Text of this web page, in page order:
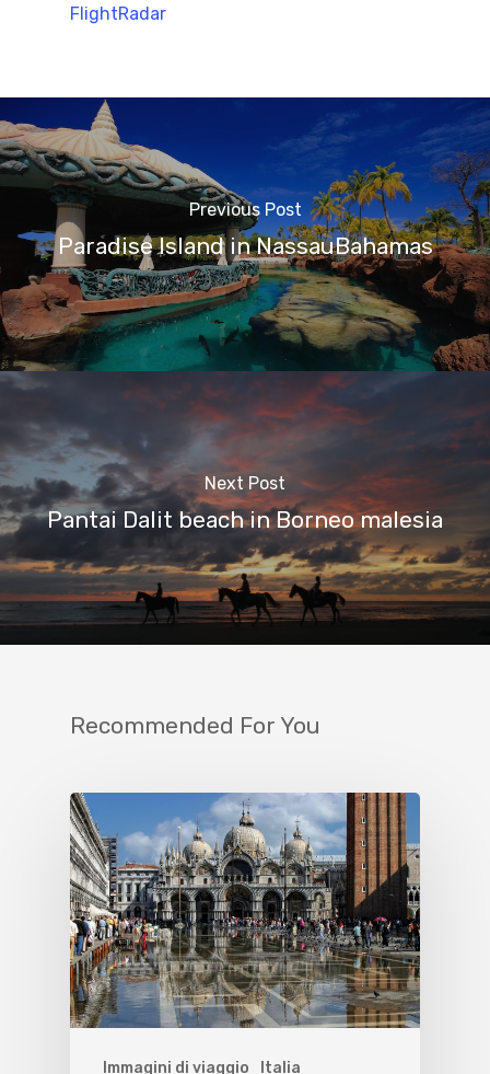
FlightRadar
Previous Post
Paradise Island in NassauBahamas
Next Post
Pantai Dalit beach in Borneo malesia
Recommended For You
Immagini di viaggio Italia